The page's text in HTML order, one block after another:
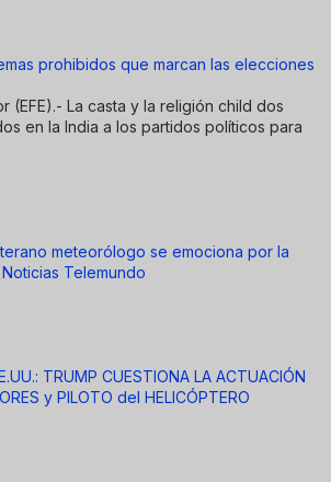
prohibidos que marcan las elecciones
(EFE).- La casta y la religión child dos
en la India a los partidos políticos para
meteorólogo se emociona por la
Telemundo
TRUMP CUESTIONA LA ACTUACIÓN
y PILOTO del HELICÓPTERO